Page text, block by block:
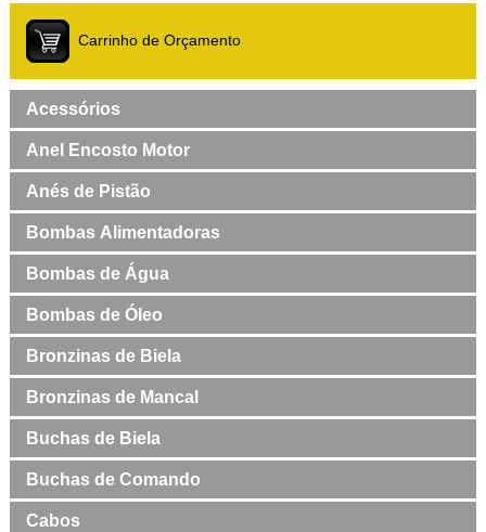
Carrinho de Orçamento
Acessórios
Anel Encosto Motor
Anés de Pistão
Bombas Alimentadoras
Bombas de Água
Bombas de Óleo
Bronzinas de Biela
Bronzinas de Mancal
Buchas de Biela
Buchas de Comando
Cabos